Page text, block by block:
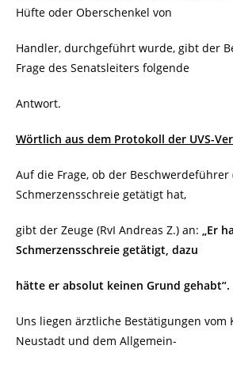
Hüfte oder Oberschenkel von
Handler, durchgeführt wurde, gibt der
Frage des Senatsleiters folgende
Antwort.
Wörtlich aus dem Protokoll der UVS-
Auf die Frage, ob der Beschwerdeführer
Schmerzensschreie getätigt hat,
gibt der Zeuge (RvI Andreas Z.) an: „Er
Schmerzensschreie getätigt, dazu
hätte er absolut keinen Grund gehabt“.
Uns liegen ärztliche Bestätigungen vom
Neustadt und dem Allgemein-